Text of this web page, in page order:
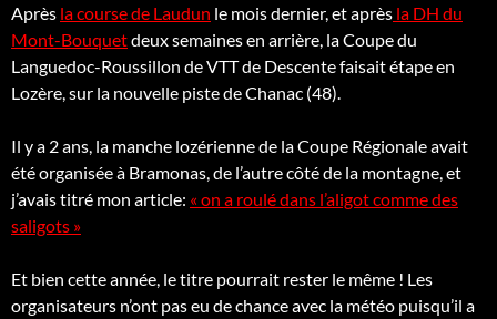
Après la course de Laudun le mois dernier, et après la DH du
Mont-Bouquetdeux semaines en arrière, la Coupe du
Languedoc-Roussillon de VTT de Descente faisait étape en
Lozère, sur la nouvelle piste de Chanac (48).
Il y a 2 ans, la manche lozérienne de la Coupe Régionale avait
été organisée à Bramonas, de l’autre côté de la montagne, et
j’avais titré mon article: « on a roulé dans l’aligot comme des
saligots »
Et bien cette année, le titre pourrait rester le même ! Les
organisateurs n’ont pas eu de chance avec la météo puisqu’il a